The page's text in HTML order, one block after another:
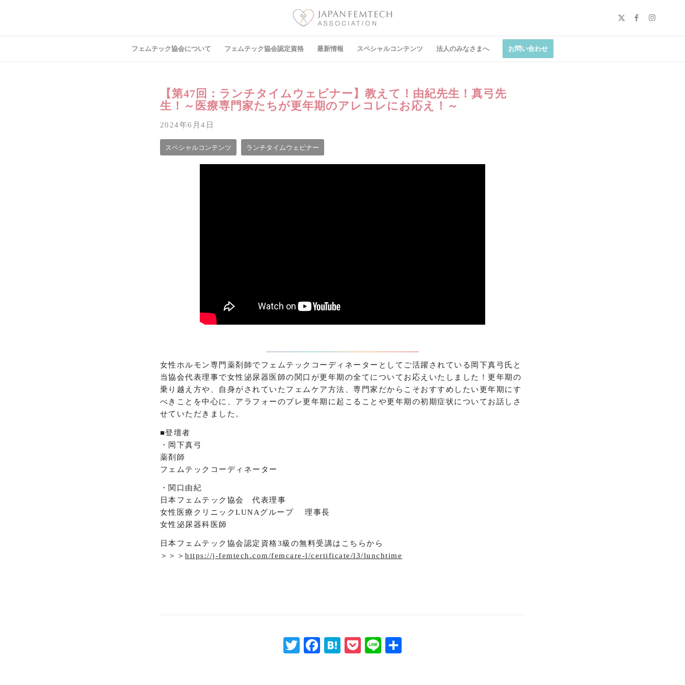
フェムテック協会について フェムテック協会認定資格 最新情報 スペシャルコンテンツ 法⼈のみなさまへ お問い合わせ
【第47回：ランチタイムウェビナー】教えて！由紀先生！真弓先
生！～医療専門家たちが更年期のアレコレにお応え！～
2024年6月4日
スペシャルコンテンツ ランチタイムウェビナー
女性ホルモン専門薬剤師でフェムテックコーディネーターとしてご活躍されている岡下真弓氏と
当協会代表理事で女性泌尿器医師の関口が更年期の全てについてお応えいたしました！更年期の
乗り越え方や、自身がされていたフェムケア方法、専門家だからこそおすすめしたい更年期にす
べきことを中心に、アラフォーのプレ更年期に起こることや更年期の初期症状についてお話しさ
せていただきました。
■登壇者
・岡下真弓
薬剤師
フェムテックコーディネーター
・関口由紀
日本フェムテック協会 代表理事
女性医療クリニックLUNAグループ 理事長
女性泌尿器科医師
日本フェムテック協会認定資格3級の無料受講はこちらから
＞＞＞https://j-femtech.com/femcare-l/certificate/l3/lunchtime
TwitterFacebook
HatenaPocket
Line